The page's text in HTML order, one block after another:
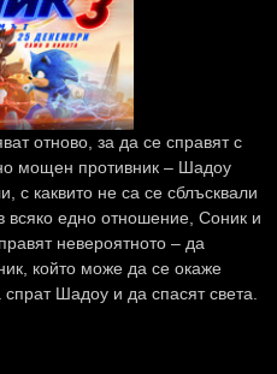
отново, за да се справят с
мощен противник – Шадоу
с каквито не са се сблъсквали
едно отношение, Соник и
невероятното – да
който може да се окаже
Шадоу и да спасят света.